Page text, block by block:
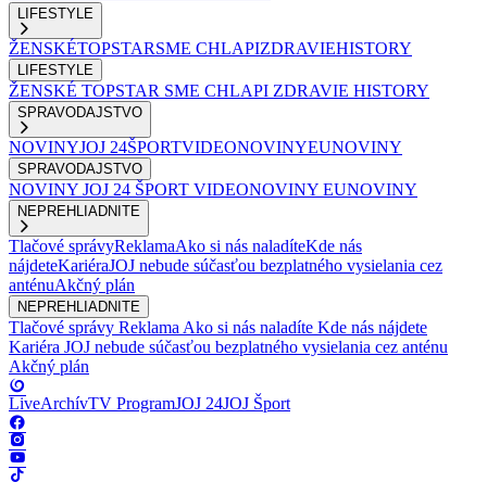
LIFESTYLE
ŽENSKÉTOPSTARSME CHLAPIZDRAVIEHISTORY
LIFESTYLE
ŽENSKÉ TOPSTAR SME CHLAPI ZDRAVIE HISTORY
SPRAVODAJSTVO
NOVINYJOJ 24ŠPORTVIDEONOVINYEUNOVINY
SPRAVODAJSTVO
NOVINY JOJ 24 ŠPORT VIDEONOVINY EUNOVINY
NEPREHLIADNITE
Tlačové správyReklamaAko si nás naladíteKde nás
nájdeteKariéraJOJ nebude súčasťou bezplatného vysielania cez
anténuAkčný plán
NEPREHLIADNITE
Tlačové správy Reklama Ako si nás naladíte Kde nás nájdete
Kariéra JOJ nebude súčasťou bezplatného vysielania cez anténu
Akčný plán
LiveArchívTV ProgramJOJ 24JOJ Šport